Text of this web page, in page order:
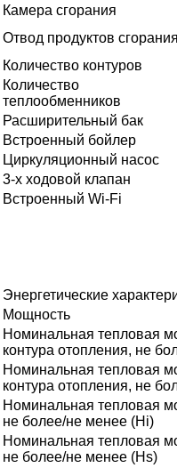
Камера сгорания
Отвод продуктов сгорания
Количество контуров
Количество
теплообменников
Расширительный бак
Встроенный бойлер
Циркуляционный насос
3-х ходовой клапан
Встроенный Wi-Fi
Энергетические
Мощность
Номинальная тепловая
контура отопления, не
Номинальная тепловая
контура отопления, не
Номинальная тепловая
не более/не менее (Hi)
Номинальная тепловая
не более/не менее (Hs)